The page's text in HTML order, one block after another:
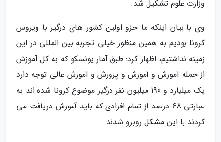
وزارت علوم تشکیل شد.
وی با بیان اینکه ما جزو اولین کشور های درگیر با ویروس
کرونا بودیم به همین منظور خیلی تجربه بین المللی در این
زمینه نداشتیم، اظهار کرد: طبق آمار یونسکو که به کل آموزش
از جمله آموزش و آموزش و پرورش و آموزش عالی توجه دارد
یک میلیارد و 190 میلیون نفر درگیر موضوع کرونا شده اند به
عبارتی 68 درصد از تمام افرادی که باید آموزش دریافت می
کردند با این مشکل روبرو شدند.